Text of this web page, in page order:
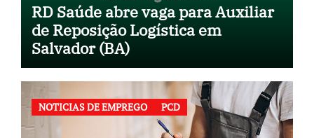
RD Saúde abre vaga para Auxiliar
de Reposição Logística em
Salvador (BA)
NOTICIAS DE EMPREGO PCD